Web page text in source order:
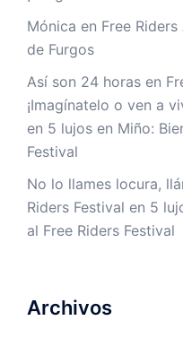
Mónica en Free
de Furgos
Así son 24 horas en
¡Imagínatelo o ven a
en 5 lujos en Miño:
Festival
No lo llames locura,
Riders Festival en 5
al Free Riders Festival
Archivos